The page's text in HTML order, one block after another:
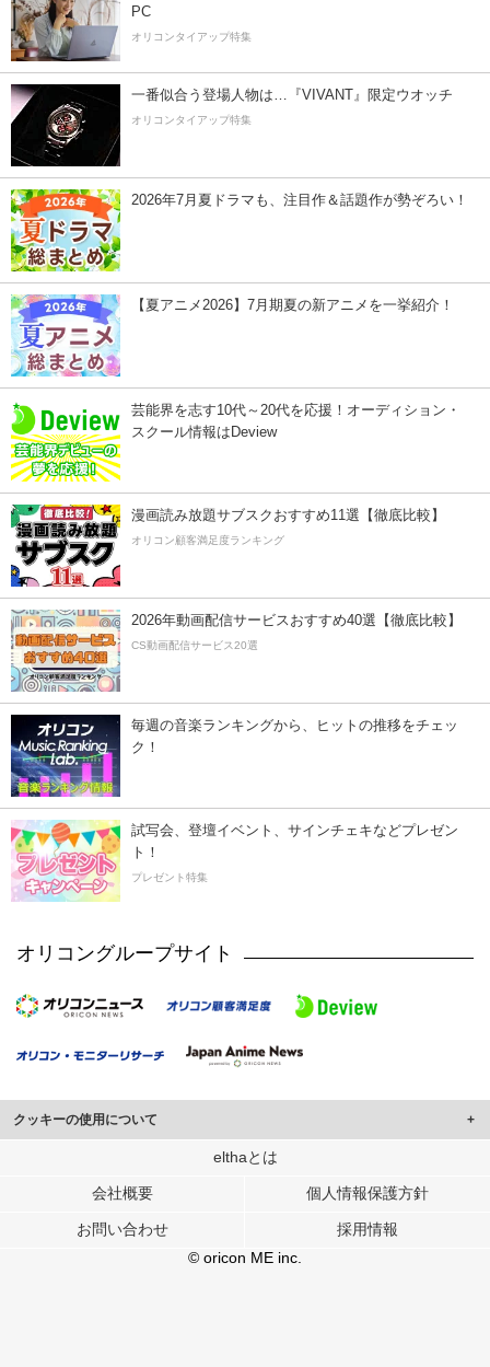
PC
オリコンタイアップ特集
一番似合う登場人物は…『VIVANT』限定ウオッチ
オリコンタイアップ特集
2026年7月夏ドラマも、注目作＆話題作が勢ぞろい！
【夏アニメ2026】7月期夏の新アニメを一挙紹介！
芸能界を志す10代～20代を応援！オーディション・
スクール情報はDeview
漫画読み放題サブスクおすすめ11選【徹底比較】
オリコン顧客満足度ランキング
2026年動画配信サービスおすすめ40選【徹底比較】
CS動画配信サービス20選
毎週の音楽ランキングから、ヒットの推移をチェッ
ク！
試写会、登壇イベント、サインチェキなどプレゼン
ト！
プレゼント特集
オリコングループサイト
クッキーの使用について
このサイトでは Cookie を使用して、ユーザーに合わせたコンテンツや広告の
行っています。
メディアや広告配信、データ解析の各パートナーに提供しています。
各パートナーは、この情報とユーザーが各パートナーに提供した他の情報や、
ユーザーが各パートナーのサービスを使用したときに収集した他の情報を組み
elthaとは
会社概要 個人情報保護方針
お問い合わせ
採用情報
© oricon ME inc.